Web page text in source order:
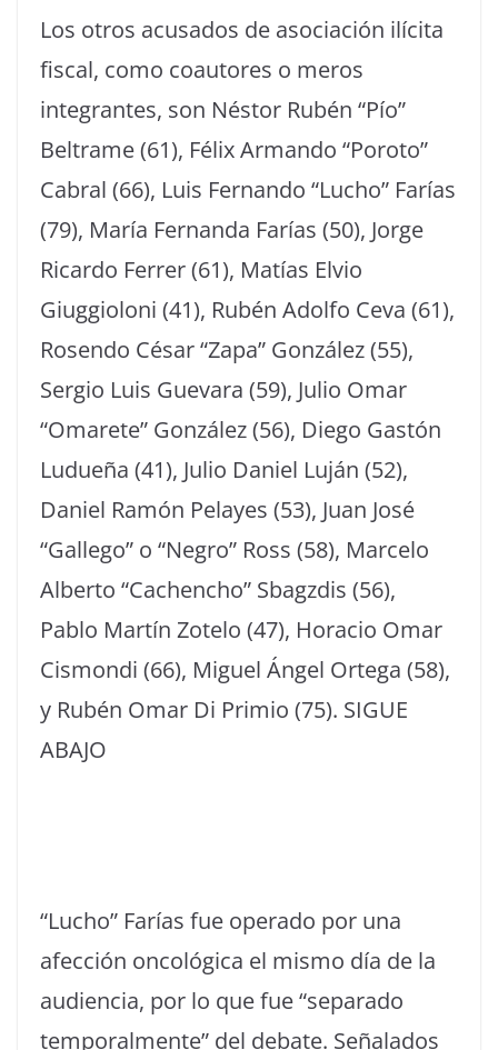
Los otros acusados de asociación ilícita
fiscal, como coautores o meros
integrantes, son Néstor Rubén “Pío”
Beltrame (61), Félix Armando “Poroto”
Cabral (66), Luis Fernando “Lucho” Farías
(79), María Fernanda Farías (50), Jorge
Ricardo Ferrer (61), Matías Elvio
Giuggioloni (41), Rubén Adolfo Ceva (61),
Rosendo César “Zapa” González (55),
Sergio Luis Guevara (59), Julio Omar
“Omarete” González (56), Diego Gastón
Ludueña (41), Julio Daniel Luján (52),
Daniel Ramón Pelayes (53), Juan José
“Gallego” o “Negro” Ross (58), Marcelo
Alberto “Cachencho” Sbagzdis (56),
Pablo Martín Zotelo (47), Horacio Omar
Cismondi (66), Miguel Ángel Ortega (58),
y Rubén Omar Di Primio (75). SIGUE
ABAJO
“Lucho” Farías fue operado por una
afección oncológica el mismo día de la
audiencia, por lo que fue “separado
temporalmente” del debate. Señalados